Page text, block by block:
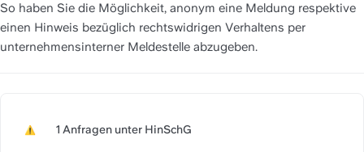
So haben Sie die Möglichkeit, anonym eine Meldung respektive
einen Hinweis bezüglich rechtswidrigen Verhaltens per
unternehmensinterner Meldestelle abzugeben.
https://slite.com/api/public/